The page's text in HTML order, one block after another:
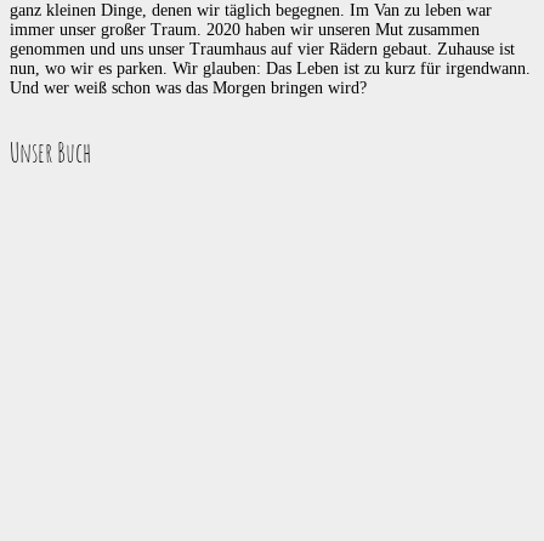
ganz kleinen Dinge, denen wir täglich begegnen. Im Van zu leben war
immer unser großer Traum. 2020 haben wir unseren Mut zusammen
genommen und uns unser Traumhaus auf vier Rädern gebaut. Zuhause ist
nun, wo wir es parken. Wir glauben: Das Leben ist zu kurz für irgendwann.
Und wer weiß schon was das Morgen bringen wird?
Unser Buch